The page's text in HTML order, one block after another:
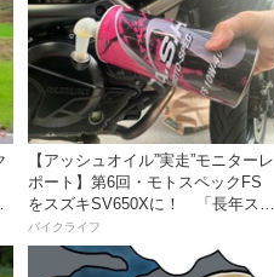
【アッシュオイル”実走”モニターレ
ポート】第6回・モトスペックFS
をスズキSV650Xに！ 「長年スト
レスだったシフトの固さがコレの
おかげで滑らかに！」
バイクライフ